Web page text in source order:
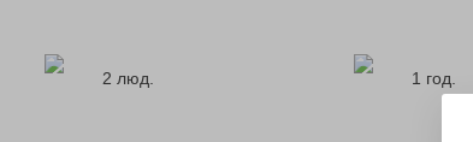
2 люд. 1 год.